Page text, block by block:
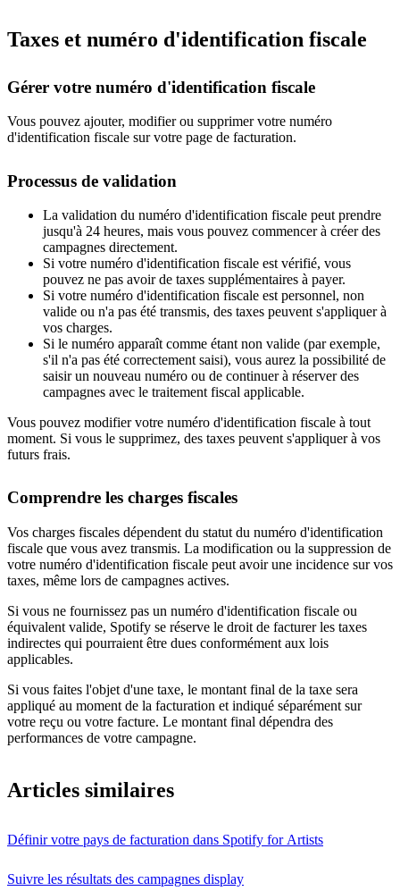
Taxes et numéro d'identification fiscale
Gérer votre numéro d'identification fiscale
Vous pouvez ajouter, modifier ou supprimer votre numéro
d'identification fiscale sur votre page de facturation.
Processus de validation
La validation du numéro d'identification fiscale peut prendre
jusqu'à 24 heures, mais vous pouvez commencer à créer des
campagnes directement.
Si votre numéro d'identification fiscale est vérifié, vous
pouvez ne pas avoir de taxes supplémentaires à payer.
Si votre numéro d'identification fiscale est personnel, non
valide ou n'a pas été transmis, des taxes peuvent s'appliquer à
vos charges.
Si le numéro apparaît comme étant non valide (par exemple,
s'il n'a pas été correctement saisi), vous aurez la possibilité de
saisir un nouveau numéro ou de continuer à réserver des
campagnes avec le traitement fiscal applicable.
Vous pouvez modifier votre numéro d'identification fiscale à tout
moment. Si vous le supprimez, des taxes peuvent s'appliquer à vos
futurs frais.
Comprendre les charges fiscales
Vos charges fiscales dépendent du statut du numéro d'identification
fiscale que vous avez transmis. La modification ou la suppression de
votre numéro d'identification fiscale peut avoir une incidence sur vos
taxes, même lors de campagnes actives.
Si vous ne fournissez pas un numéro d'identification fiscale ou
équivalent valide, Spotify se réserve le droit de facturer les taxes
indirectes qui pourraient être dues conformément aux lois
applicables.
Si vous faites l'objet d'une taxe, le montant final de la taxe sera
appliqué au moment de la facturation et indiqué séparément sur
votre reçu ou votre facture. Le montant final dépendra des
performances de votre campagne.
Articles similaires
Définir votre pays de facturation dans Spotify for Artists
Suivre les résultats des campagnes display